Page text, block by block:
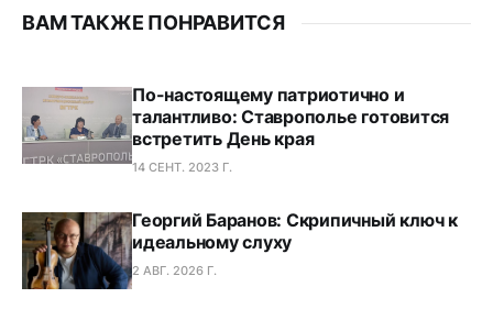
ВАМ ТАКЖЕ ПОНРАВИТСЯ
По-настоящему патриотично и
талантливо: Ставрополье готовится
встретить День края
14 СЕНТ. 2023 Г.
Георгий Баранов: Скрипичный ключ к
идеальному слуху
2 АВГ. 2026 Г.